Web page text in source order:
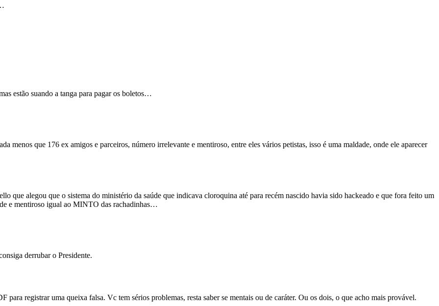
estão suando a tanga para pagar os boletos…
menos que 176 ex amigos e parceiros, número irrelevante e mentiroso, entre eles vários petistas, isso é uma maldade, onde ele aparecer
que alegou que o sistema do ministério da saúde que indicava cloroquina até para recém nascido havia sido hackeado e que fora feito um
e mentiroso igual ao MINTO das rachadinhas…
derrubar o Presidente.
registrar uma queixa falsa. Vc tem sérios problemas, resta saber se mentais ou de caráter. Ou os dois, o que acho mais provável.